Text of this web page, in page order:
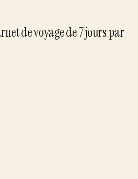
de voyage de7jourspar